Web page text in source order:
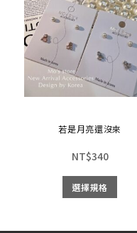
若是月亮還沒來
NT$340
選擇規格